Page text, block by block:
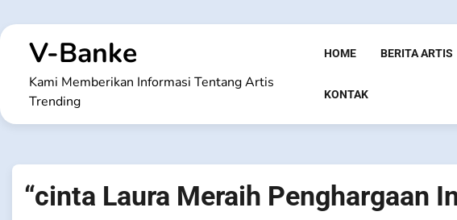
to
contentV-Banke
Kami Memberikan Informasi Tentang Artis
Trending
HOME BERITA ARTIS
KONTAK
“cinta Laura Meraih Penghargaan